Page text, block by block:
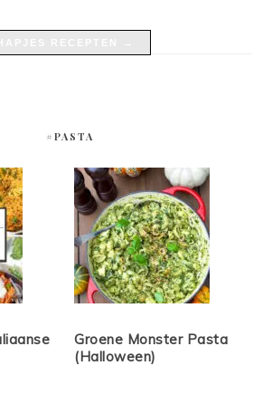
#PASTA
Groene Monster Pasta
(Halloween)